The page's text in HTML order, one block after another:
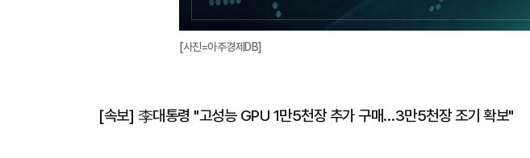
[사진=아주경제DB]
[속보] 李대통령 "고성능 GPU 1만5천장 추가 구매…3만5천장 조기 확보"